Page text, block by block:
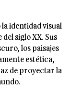
identidad visual
siglo XX. Sus
los paisajes
estética,
de proyectar la